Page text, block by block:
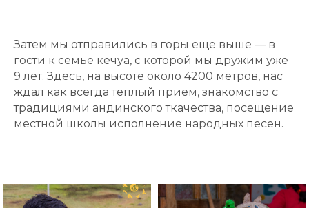
Затем мы отправились в горы еще выше — в
гости к семье кечуа, с которой мы дружим уже
9 лет. Здесь, на высоте около 4200 метров, нас
ждал как всегда теплый прием, знакомство с
традициями андинского ткачества, посещение
местной школы исполнение народных песен.